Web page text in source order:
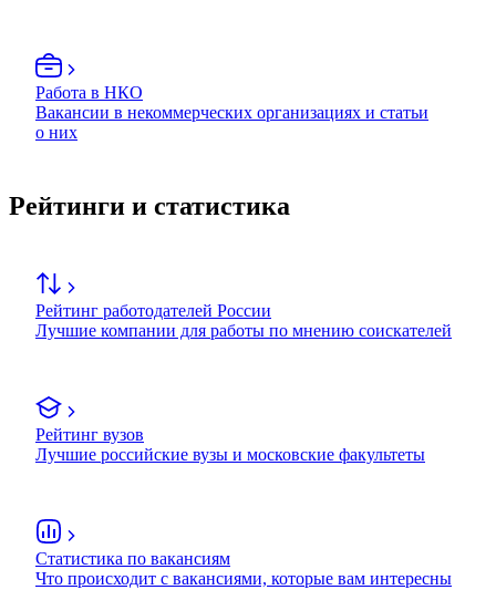
Работа в НКО
Вакансии в некоммерческих организациях и статьи
о них
Рейтинги и статистика
Рейтинг работодателей России
Лучшие компании для работы по мнению соискателей
Рейтинг вузов
Лучшие российские вузы и московские факультеты
Статистика по вакансиям
Что происходит с вакансиями, которые вам интересны